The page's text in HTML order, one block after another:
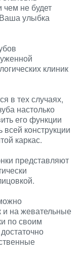
чем не будет
Ваша улыбка
клиник
в тех случаях,
настолько
его функции
всей конструкции
каркас.
представляют
и на жевательные
по своим